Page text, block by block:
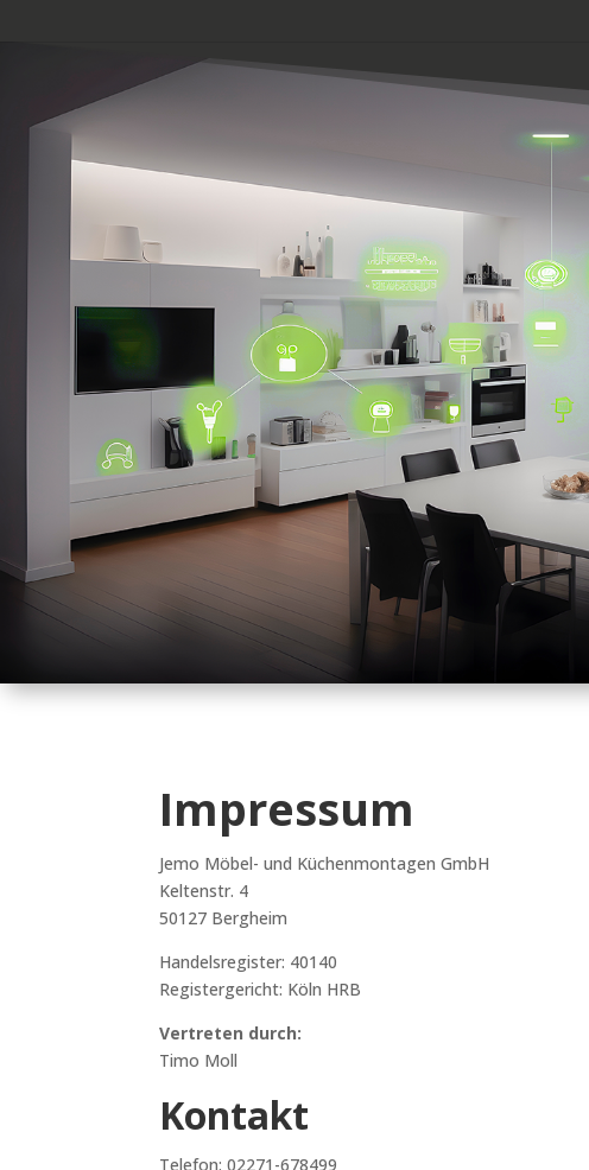
Impressum
Jemo Möbel- und Küchenmontagen GmbH
Keltenstr. 4
50127 Bergheim
Handelsregister: 40140
Registergericht: Köln HRB
Vertreten durch:
Timo Moll
Kontakt
Telefon: 02271-678499